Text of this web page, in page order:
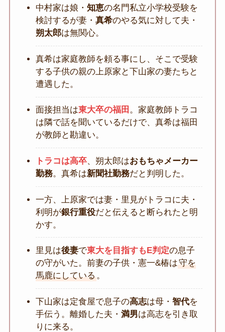
中村家は娘・ 知恵の名門私立小学校受験を
検討するが妻・ 真希のやる気に対して夫・
朔太郎は無関心。
真希は家庭教師を頼る事にし、そこで受験
する子供の親の上原家と下山家の妻たちと
遭遇した。
面接担当は東大卒の福田 。家庭教師トラコ
は隣で話を聞いているだけで、真希は福田
が教師と勘違い。
トラコは高卒、朔太郎はおもちゃメーカー
勤務。真希は新聞社勤務だと判明した。
一方、上原家では妻・里見がトラコに夫・
利明が銀行重役だと伝えると断られたと明
かす。
里見は後妻で東大を目指すもE判定の息子
の守がいた。前妻の子供・憲一&椿は守を
馬鹿にしている。
下山家は定食屋で息子の高志は母・ 智代を
手伝う。離婚した夫・ 満男は高志を引き取
りに来る。